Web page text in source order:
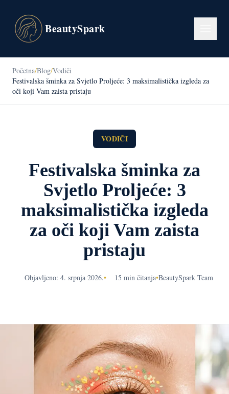
BeautySpark
Početna/Blog/Vodiči
Festivalska šminka za Svjetlo Proljeće: 3 maksimalistička izgleda za
oči koji Vam zaista pristaju
VODIČI
Festivalska šminka za
Svjetlo Proljeće: 3
maksimalistička izgleda
za oči koji Vam zaista
pristaju
Objavljeno: 4. srpnja 2026.• 15 min čitanja•BeautySpark Team